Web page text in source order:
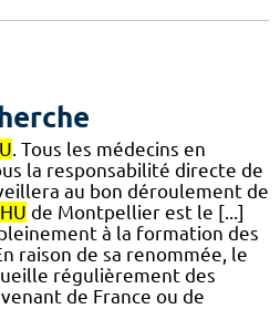
. Tous les médecins en
la responsabilité directe de
au bon déroulement de
de Montpellier est le [...]
à la formation des
raison de sa renommée, le
régulièrement des
de France ou de